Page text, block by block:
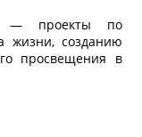
— проекты по
жизни, созданию
просвещения в